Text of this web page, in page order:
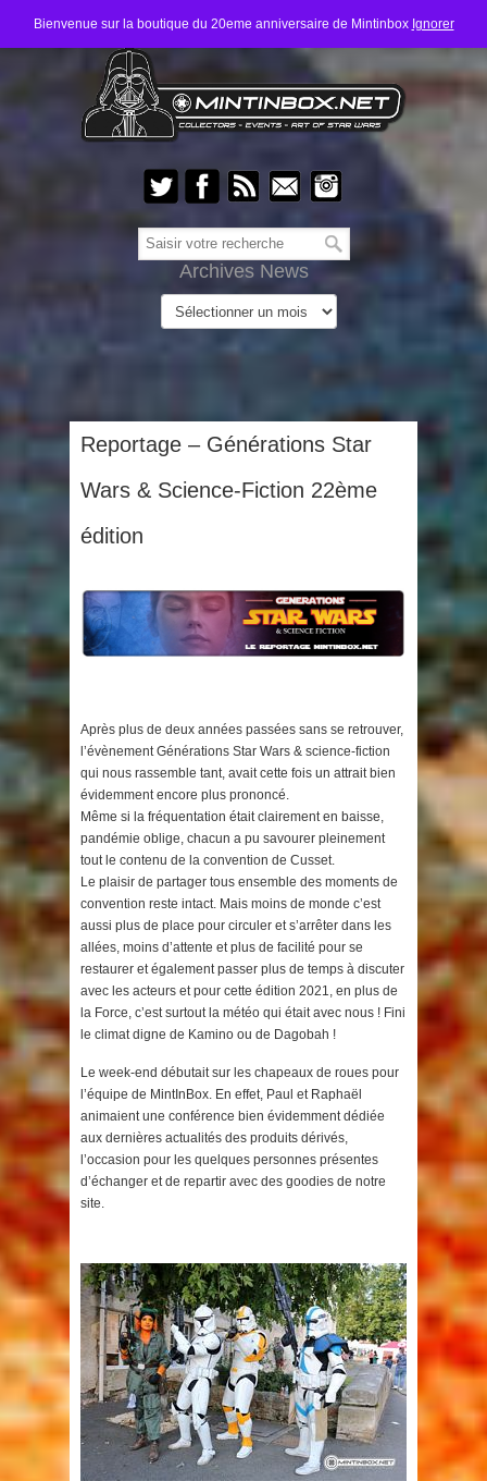
Bienvenue sur la boutique du 20eme anniversaire de Mintinbox Ignorer
Archives News
Reportage – Générations Star
Wars & Science-Fiction 22ème
édition
Après plus de deux années passées sans se retrouver,
l’évènement Générations Star Wars & science-fiction
qui nous rassemble tant, avait cette fois un attrait bien
évidemment encore plus prononcé.
Même si la fréquentation était clairement en baisse,
pandémie oblige, chacun a pu savourer pleinement
tout le contenu de la convention de Cusset.
Le plaisir de partager tous ensemble des moments de
convention reste intact. Mais moins de monde c’est
aussi plus de place pour circuler et s’arrêter dans les
allées, moins d’attente et plus de facilité pour se
restaurer et également passer plus de temps à discuter
avec les acteurs et pour cette édition 2021, en plus de
la Force, c’est surtout la météo qui était avec nous ! Fini
le climat digne de Kamino ou de Dagobah !
Le week-end débutait sur les chapeaux de roues pour
l’équipe de MintInBox. En effet, Paul et Raphaël
animaient une conférence bien évidemment dédiée
aux dernières actualités des produits dérivés,
l’occasion pour les quelques personnes présentes
d’échanger et de repartir avec des goodies de notre
site.